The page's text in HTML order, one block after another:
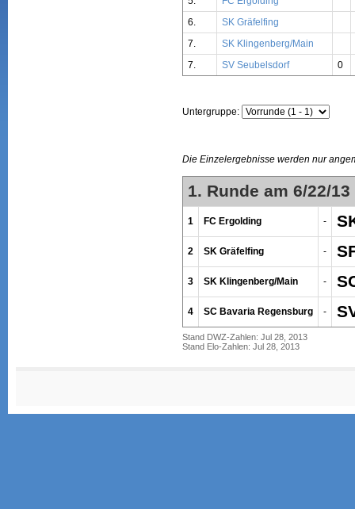
6.
SK Gräfelfing
7.
SK Klingenberg/Main
7.
SV Seubelsdorf 0
Untergruppe:
Die Einzelergebnisse werden nur
1. Runde am 6/22/13
1 FC Ergolding -
2 SK Gräfelfing -
3 SK Klingenberg/Main -
4 SC Bavaria Regensburg -
Stand DWZ-Zahlen: Jul 28, 2013
Stand Elo-Zahlen: Jul 28, 2013